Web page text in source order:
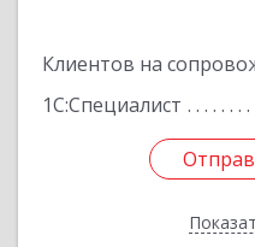
Клиентов на
1С:Специалист